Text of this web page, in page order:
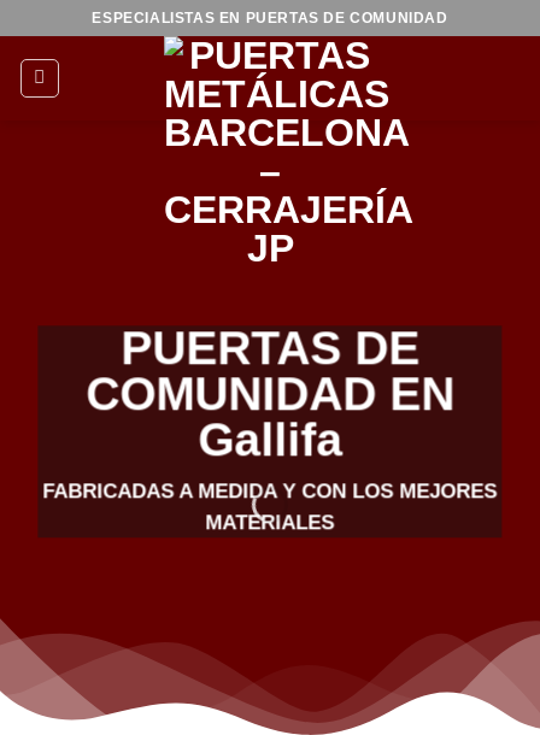
contenido
ESPECIALISTAS EN PUERTAS DE COMUNIDAD
PUERTAS DE
COMUNIDAD EN
Gallifa
FABRICADAS A MEDIDA Y CON LOS MEJORES
MATERIALES